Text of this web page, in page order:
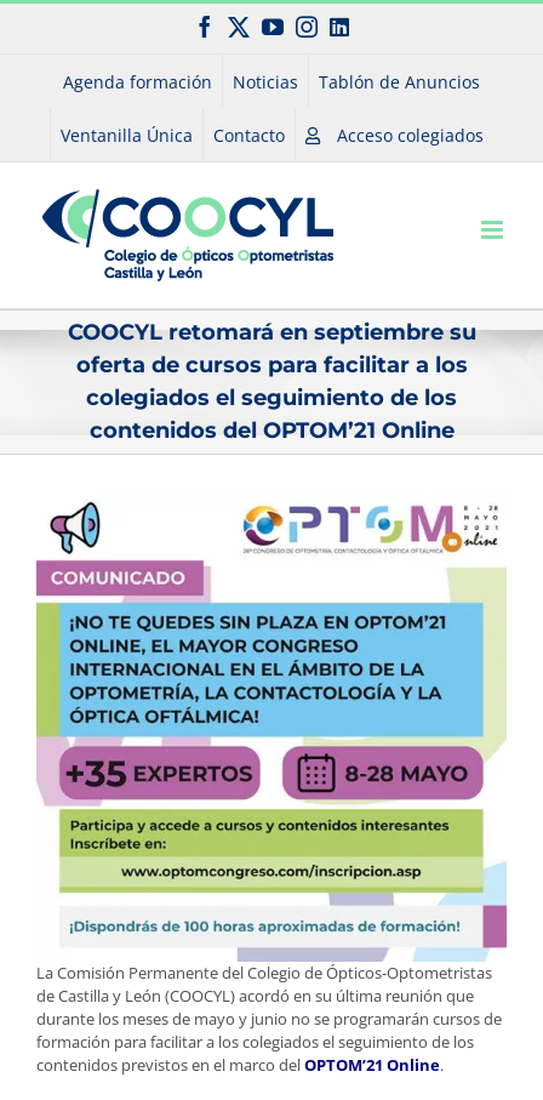
Saltar
Facebook
X YouTubeInstagram
LinkedIn
Agenda formación Noticias Tablón de Anuncios
Ventanilla Única Contacto Acceso colegiados
COOCYL retomará en septiembre su
oferta de cursos para facilitar a los
colegiados el seguimiento de los
contenidos del OPTOM’21 Online
La Comisión Permanente del Colegio de Ópticos-Optometristas
de Castilla y León (COOCYL) acordó en su última reunión que
durante los meses de mayo y junio no se programarán cursos de
formación para facilitar a los colegiados el seguimiento de los
contenidos previstos en el marco delOPTOM’21 Online.